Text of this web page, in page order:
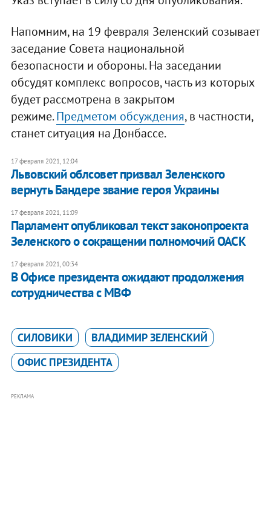
Напомним, на 19 февраля Зеленский созывает
заседание Совета национальной
безопасности и обороны. На заседании
обсудят комплекс вопросов, часть из которых
будет рассмотрена в закрытом
режиме.Предметом обсуждения, в частности,
станет ситуация на Донбассе.
17 февраля 2021, 12:04
Львовский облсовет призвал Зеленского
вернуть Бандере звание героя Украины
17 февраля 2021, 11:09
Парламент опубликовал текст законопроекта
Зеленского о сокращении полномочий ОАСК
17 февраля 2021, 00:34
В Офисе президента ожидают продолжения
сотрудничества с МВФ
СИЛОВИКИ
ВЛАДИМИР ЗЕЛЕНСКИЙ
ОФИС ПРЕЗИДЕНТА
РЕКЛАМА